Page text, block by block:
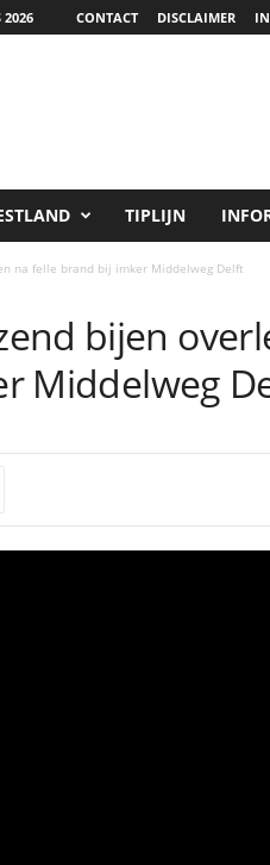
2026 CONTACT DISCLAIMER
TIPLIJN
na felle brand bij imker Middelweg Delft
bijen
Middelweg